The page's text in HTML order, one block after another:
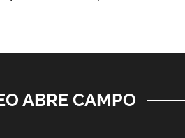
ABRE CAMPO